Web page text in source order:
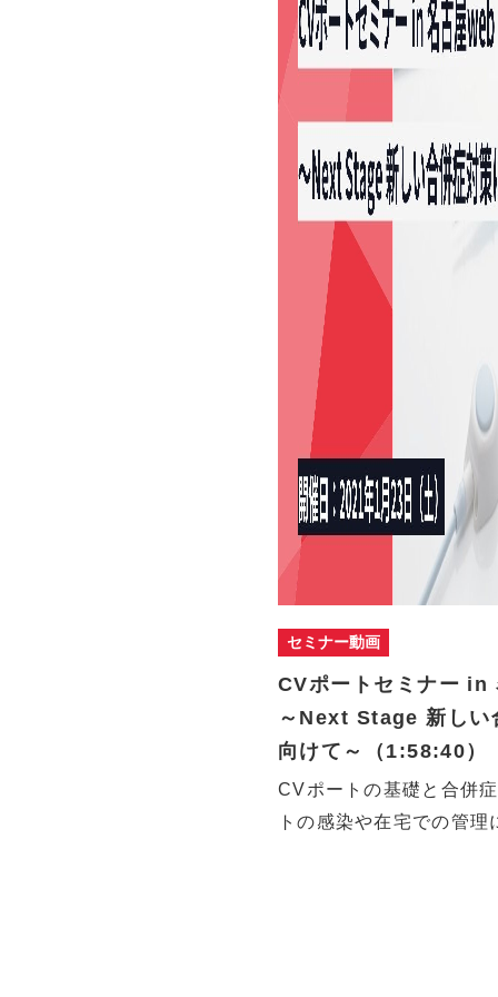
セミナー動画
CVポートセミナー in
～Next Stage 新しい
向けて～（1:58:40）
CVポートの基礎と合併
トの感染や在宅での管理